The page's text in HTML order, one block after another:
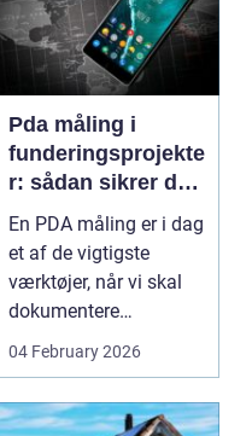
Pda måling i
funderingsprojekte
r: sådan sikrer du
dokumenteret
bæreevne
En PDA måling er i dag
et af de vigtigste
værktøjer, når vi skal
dokumentere
bæreevnen af pæle til
04 February 2026